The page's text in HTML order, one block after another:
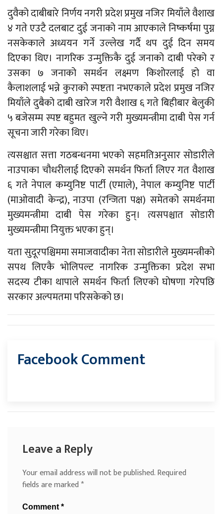
दुवैको दाबीबारे निर्णय नगरी प्रदेश प्रमुख नजिर मियाँले वैशाख
४ गते एउटै दलबाट दुई जनाको नाम आएकाले निष्कर्षमा पुग्न
नसकेकाले अध्ययन गर्ने उल्लेख गर्दै थप दुई दिन समय
दिएका थिए। नागरिक उन्मुक्तिकै दुई जनाको दाबी परेको र
उसका ७ जनाको समर्थन लक्ष्मण किशोरलाई हो वा
कैलाशलाई भन्ने कुराको स्पष्टता नभएकाले प्रदेश प्रमुख नजिर
मियाँले दुबैको दाबी खारेज गरी वैशाख ६ गते बिहीबार बेलुकी
५ बजेसम्म स्पष्ट बहुमत खुल्ने गरी मुख्यमन्त्रीमा दाबी पेस गर्न
सूचना जारी गरेका थिए।
त्यसश्चात सत्ता गठबन्धनमा भएको सहमतिअनुसार सोडारीले
नाउपाका चौधरीलाई दिएको समर्थन फिर्ता लिएर गत वैशाख
६ गते नेपाल कम्युनिष्ट पार्टी (एमाले), नेपाल कम्युनिष्ट पार्टी
(माओवादी केन्द्र), नाउपा (रन्जिता पक्ष) समेतको समर्थनमा
मुख्यमन्त्रीमा दाबी पेस गरेका हुन्। त्यसपश्चात सोडारी
मुख्यमन्त्रीमा नियुक्त भएका हुन्।
यता सुदूरपश्चिममा समाजवादीका नेता सोडारीले मुख्यमन्त्रीको
सपथ लिएकै भोलिपल्ट नागरिक उन्मुक्तिका प्रदेश सभा
सदस्य टीका थापाले समर्थन फिर्ता लिएको घोषणा गरेपछि
सरकार अल्पमतमा परिसकेको छ।
Facebook Comment
Leave a Reply
Your email address will not be published.Required
fields are marked*
Comment *